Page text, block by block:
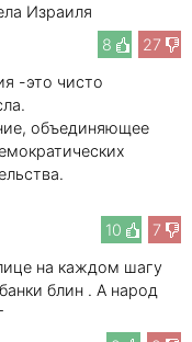
Израиля
8
27
-это чисто
объединяющее
10
7
на каждом шагу
блин . А народ